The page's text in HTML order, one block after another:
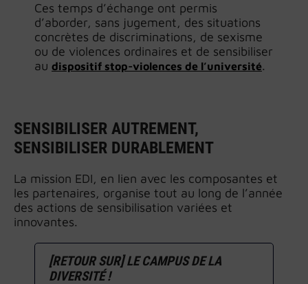
Ces temps d’échange ont permis
d’aborder, sans jugement, des situations
concrètes de discriminations, de sexisme
ou de violences ordinaires et de sensibiliser
au dispositif stop-violences de l’université.
SENSIBILISER AUTREMENT,
SENSIBILISER DURABLEMENT
La mission EDI, en lien avec les composantes et
les partenaires, organise tout au long de l’année
des actions de sensibilisation variées et
innovantes.
[RETOUR SUR] LE CAMPUS DE LA
DIVERSITÉ !